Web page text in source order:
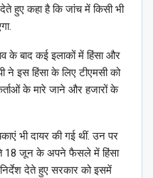
हुए कहा है कि जांच में किसी भी
के बाद कई इलाकों में हिंसा और
इस हिंसा के लिए टीएमसी को
के मारे जाने और हजारों के
भी दायर की गई थीं. उन पर
18 जून के अपने फैसले में हिंसा
देते हुए सरकार को इसमें